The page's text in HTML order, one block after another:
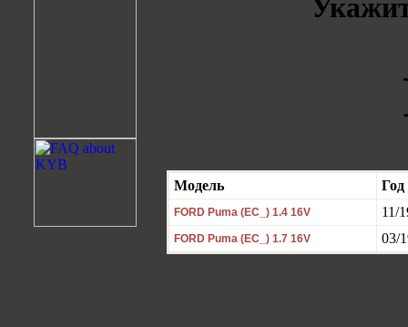
Модель
FORD Puma (EC_) 1.4 16V 11/
FORD Puma (EC_) 1.7 16V 03/